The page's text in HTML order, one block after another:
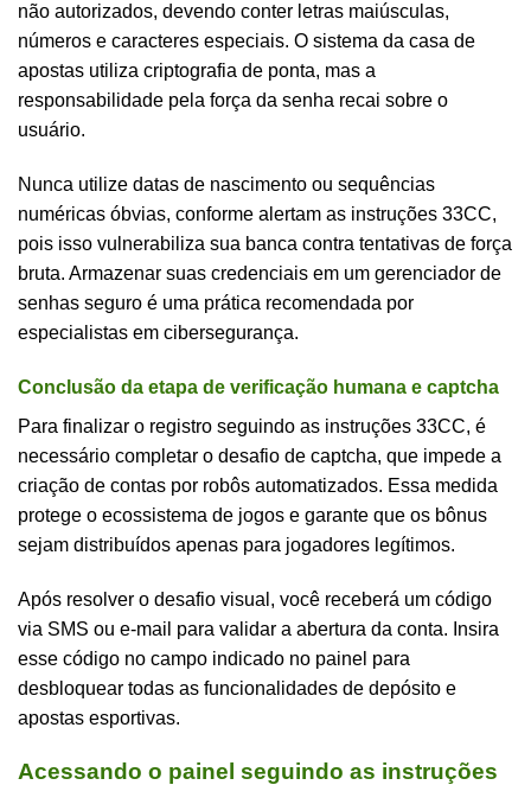
não autorizados, devendo conter letras maiúsculas,
números e caracteres especiais. O sistema da casa de
apostas utiliza criptografia de ponta, mas a
responsabilidade pela força da senha recai sobre o
usuário.
Nunca utilize datas de nascimento ou sequências
numéricas óbvias, conforme alertam as instruções 33CC,
pois isso vulnerabiliza sua banca contra tentativas de força
bruta. Armazenar suas credenciais em um gerenciador de
senhas seguro é uma prática recomendada por
especialistas em cibersegurança.
Conclusão da etapa de verificação humana e captcha
Para finalizar o registro seguindo as instruções 33CC, é
necessário completar o desafio de captcha, que impede a
criação de contas por robôs automatizados. Essa medida
protege o ecossistema de jogos e garante que os bônus
sejam distribuídos apenas para jogadores legítimos.
Após resolver o desafio visual, você receberá um código
via SMS ou e-mail para validar a abertura da conta. Insira
esse código no campo indicado no painel para
desbloquear todas as funcionalidades de depósito e
apostas esportivas.
Acessando o painel seguindo as instruções